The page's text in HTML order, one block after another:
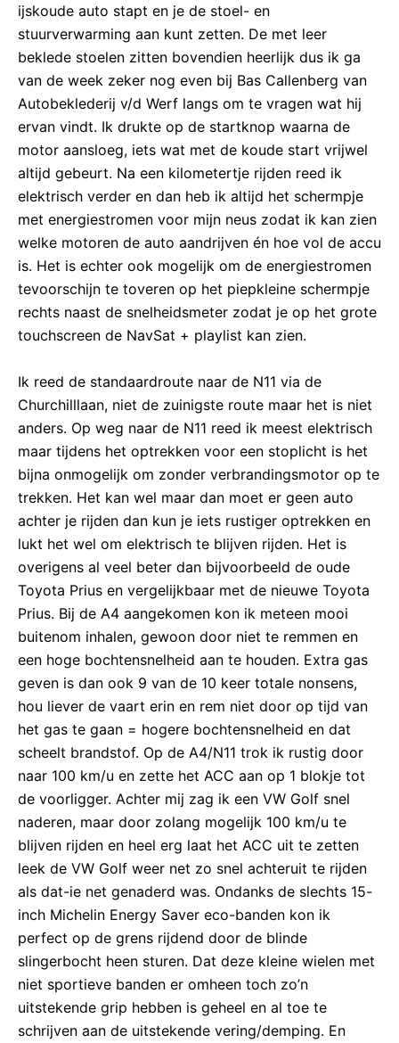
ijskoude auto stapt en je de stoel- en
stuurverwarming aan kunt zetten. De met leer
beklede stoelen zitten bovendien heerlijk dus ik ga
van de week zeker nog even bij Bas Callenberg van
Autobeklederij v/d Werf langs om te vragen wat hij
ervan vindt. Ik drukte op de startknop waarna de
motor aansloeg, iets wat met de koude start vrijwel
altijd gebeurt. Na een kilometertje rijden reed ik
elektrisch verder en dan heb ik altijd het schermpje
met energiestromen voor mijn neus zodat ik kan zien
welke motoren de auto aandrijven én hoe vol de accu
is. Het is echter ook mogelijk om de energiestromen
tevoorschijn te toveren op het piepkleine schermpje
rechts naast de snelheidsmeter zodat je op het grote
touchscreen de NavSat + playlist kan zien.
Ik reed de standaardroute naar de N11 via de
Churchilllaan, niet de zuinigste route maar het is niet
anders. Op weg naar de N11 reed ik meest elektrisch
maar tijdens het optrekken voor een stoplicht is het
bijna onmogelijk om zonder verbrandingsmotor op te
trekken. Het kan wel maar dan moet er geen auto
achter je rijden dan kun je iets rustiger optrekken en
lukt het wel om elektrisch te blijven rijden. Het is
overigens al veel beter dan bijvoorbeeld de oude
Toyota Prius en vergelijkbaar met de nieuwe Toyota
Prius. Bij de A4 aangekomen kon ik meteen mooi
buitenom inhalen, gewoon door niet te remmen en
een hoge bochtensnelheid aan te houden. Extra gas
geven is dan ook 9 van de 10 keer totale nonsens,
hou liever de vaart erin en rem niet door op tijd van
het gas te gaan = hogere bochtensnelheid en dat
scheelt brandstof. Op de A4/N11 trok ik rustig door
naar 100 km/u en zette het ACC aan op 1 blokje tot
de voorligger. Achter mij zag ik een VW Golf snel
naderen, maar door zolang mogelijk 100 km/u te
blijven rijden en heel erg laat het ACC uit te zetten
leek de VW Golf weer net zo snel achteruit te rijden
als dat-ie net genaderd was. Ondanks de slechts 15-
inch Michelin Energy Saver eco-banden kon ik
perfect op de grens rijdend door de blinde
slingerbocht heen sturen. Dat deze kleine wielen met
niet sportieve banden er omheen toch zo’n
uitstekende grip hebben is geheel en al toe te
schrijven aan de uitstekende vering/demping. En